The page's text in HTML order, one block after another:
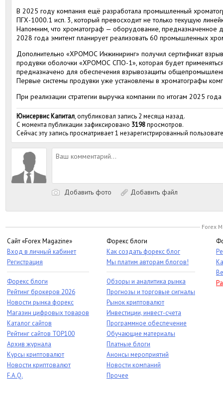
В 2025 году компания ещё разработала промышленный
ПГХ-1000.1 исп. 3, который превосходит не только текущую
Напомним, что хроматограф — оборудование, предназначенное
2028 года эмитент планирует реализовать 60 промышленных
Дополнительно «ХРОМОС Инжиниринг» получил сертификат
продувки оболочки «ХРОМОС СПО-1», которая будет
предназначено для обеспечения взрывозащиты
Первые системы продувки уже установлены в хроматографы
При реализации стратегии выручка компании по итогам 2025
Юнисервис Капитал, опубликовал запись 2 месяца назад.
С момента публикации зафиксировано 3198просмотров.
Сейчас эту запись просматривает 1 незарегистрированный
Добавить фото Добавить файл
Forex
Сайт «Forex Magazine»
Вход в личный кабинет
Регистрация
Форекс блоги
Рейтинг брокеров 2026
Новости рынка форекс
Магазин цифровых товаров
Каталог сайтов
Рейтинг сайтов TOP100
Архив журнала
Курсы криптовалют
Новости криптовалют
F.A.Q.
Форекс блоги
Как создать форекс блог
Мы платим авторам блогов!
Обзоры и аналитика рынка
Прогнозы и торговые сигналы
Рынок криптовалют
Инвестиции, инвест-счета
Программное обеспечение
Обучающие материалы
Платные блоги
Анонсы мероприятий
Новости компаний
Прочее